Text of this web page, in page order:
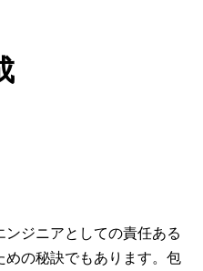
ジニアとしての責任ある
の秘訣でもあります。包